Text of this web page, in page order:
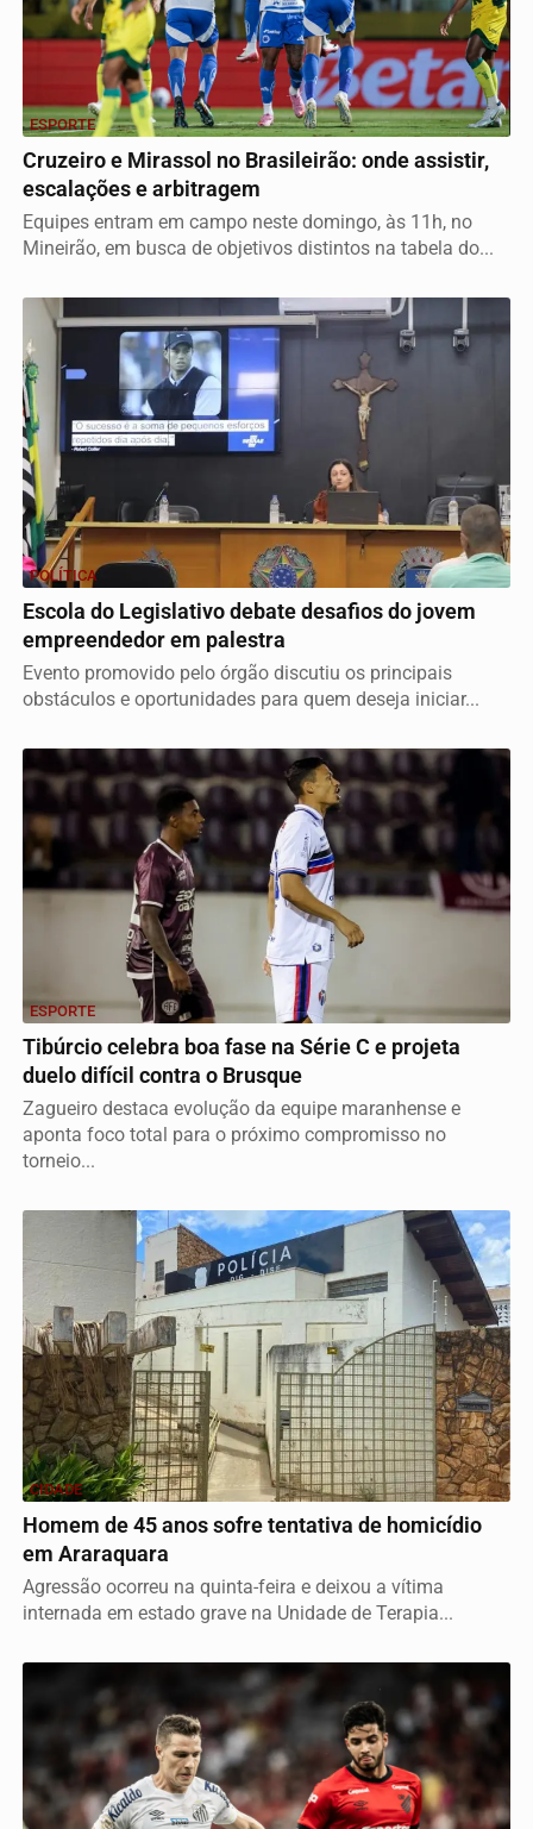
ESPORTE
Cruzeiro e Mirassol no Brasileirão: onde assistir,
escalações e arbitragem
Equipes entram em campo neste domingo, às 11h, no
Mineirão, em busca de objetivos distintos na tabela do...
POLÍTICA
Escola do Legislativo debate desafios do jovem
empreendedor em palestra
Evento promovido pelo órgão discutiu os principais
obstáculos e oportunidades para quem deseja iniciar...
ESPORTE
Tibúrcio celebra boa fase na Série C e projeta
duelo difícil contra o Brusque
Zagueiro destaca evolução da equipe maranhense e
aponta foco total para o próximo compromisso no
torneio...
CIDADE
Homem de 45 anos sofre tentativa de homicídio
em Araraquara
Agressão ocorreu na quinta-feira e deixou a vítima
internada em estado grave na Unidade de Terapia...